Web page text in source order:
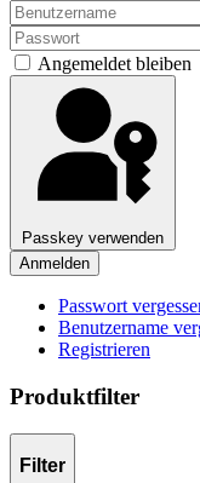
Angemeldet bleiben
Passkey verwenden
Anmelden
Passwort
Benutzername
Registrieren
Produktfilter
Filter